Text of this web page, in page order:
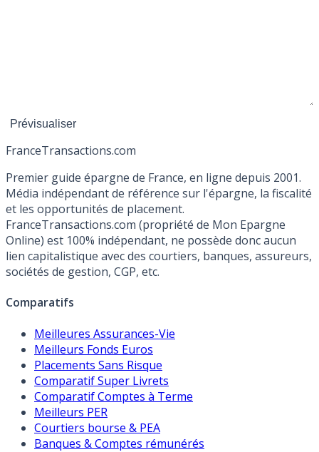
FranceTransactions.com
Premier guide épargne de France, en ligne depuis 2001.
Média indépendant de référence sur l'épargne, la fiscalité
et les opportunités de placement.
FranceTransactions.com (propriété de Mon Epargne
Online) est 100% indépendant, ne possède donc aucun
lien capitalistique avec des courtiers, banques, assureurs,
sociétés de gestion, CGP, etc.
Comparatifs
Meilleures Assurances-Vie
Meilleurs Fonds Euros
Placements Sans Risque
Comparatif Super Livrets
Comparatif Comptes à Terme
Meilleurs PER
Courtiers bourse & PEA
Banques & Comptes rémunérés